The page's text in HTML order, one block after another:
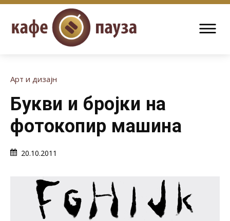
Арт и дизајн
Букви и бројки на
фотокопир машина
20.10.2011